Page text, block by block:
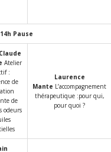
Pause
Atelier
:
de
de
odeurs
Laurence
Mante L’accompagnement
thérapeutique :pour qui,
pour quoi ?